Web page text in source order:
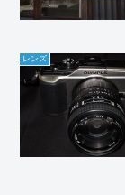
レンズ